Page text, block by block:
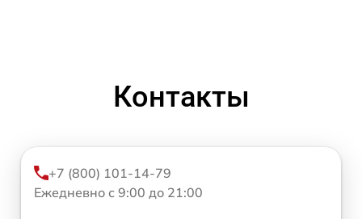
Контакты
+7 (800) 101-14-79
Ежедневно с 9:00 до 21:00